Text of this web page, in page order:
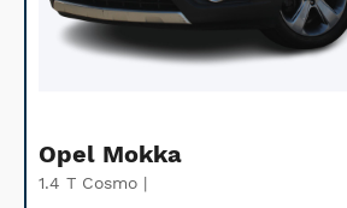
Opel Mokka
1.4 T Cosmo |